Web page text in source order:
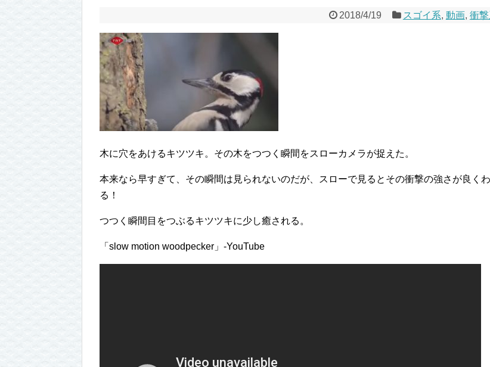
2018/4/19 スゴイ系, 動画, 衝
木に穴をあけるキツツキ。その木をつつく瞬間をスローカメラが捉えた。
本来なら早すぎて、その瞬間は見られないのだが、スローで見るとその衝撃の強さが良く
る！
つつく瞬間目をつぶるキツツキに少し癒される。
「slow motion woodpecker」-YouTube